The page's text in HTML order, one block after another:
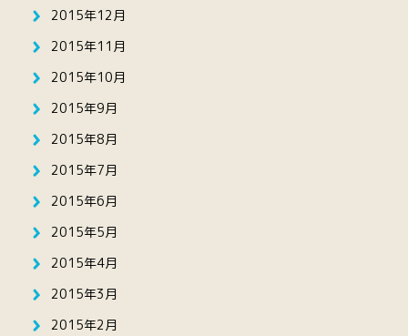
2015年12月
2015年11月
2015年10月
2015年9月
2015年8月
2015年7月
2015年6月
2015年5月
2015年4月
2015年3月
2015年2月